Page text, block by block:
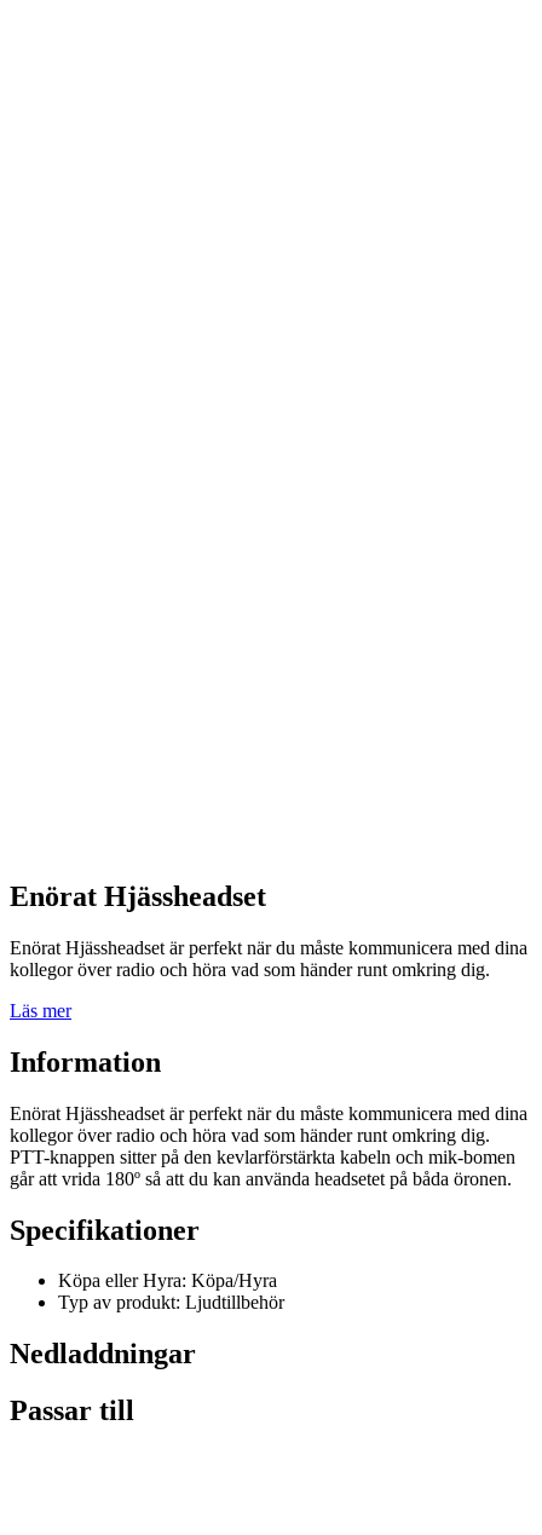
Enörat Hjässheadset
Enörat Hjässheadset är perfekt när du måste kommunicera med dina
kollegor över radio och höra vad som händer runt omkring dig.
Läs mer
Information
Enörat Hjässheadset är perfekt när du måste kommunicera med dina
kollegor över radio och höra vad som händer runt omkring dig.
PTT-knappen sitter på den kevlarförstärkta kabeln och mik-bomen
går att vrida 180º så att du kan använda headsetet på båda öronen.
Specifikationer
Köpa eller Hyra: Köpa/Hyra
Typ av produkt: Ljudtillbehör
Nedladdningar
Passar till